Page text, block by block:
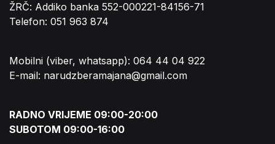
ŽRČ: Addiko banka 552-000221-84156-71
Telefon: 051 963 874
Mobilni (viber, whatsapp): 064 44 04 922
E-mail: narudzberamajana@gmail.com
RADNO VRIJEME 09:00-20:00
SUBOTOM 09:00-16:00